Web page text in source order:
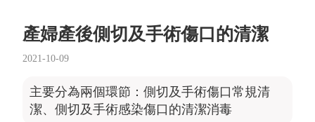
產婦產後側切及手術傷口的清潔
2021-10-09
主要分為兩個環節：側切及手術傷口常規清
潔、側切及手術感染傷口的清潔消毒